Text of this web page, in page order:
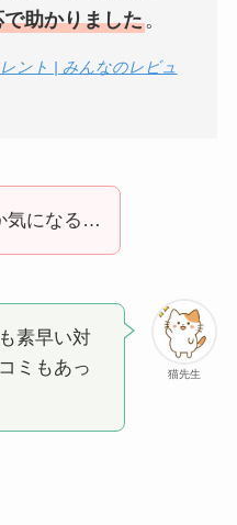
助かりました。
レント | みんなのレビュ
気になる…
猫先生
素早い対
ミもあっ